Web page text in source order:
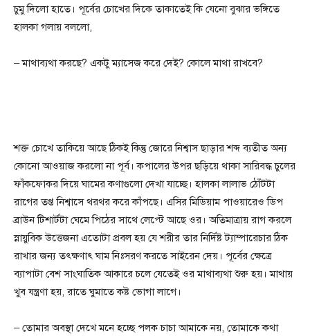
চুমু দিলো হাতে। পূর্বের চোখের দিকে তাকাতেই কি যেনো বুঝার ভঙ্গিতে
হালকা গলায় বললো,
– মাথাব্যথা করছে? একটু ম্যাসেজ করে দেই? কোলে মাথা রাখবে?
শক্ত চোখে তাকিয়ে আছে ঠিকই কিন্তু জোরে নিশ্বাস ছাড়ার শব্দ ব্যতীত অন্য
কোনো আওয়াজ করলো না পূর্ব। কপালের উপর ছড়িয়ে থাকা সারিবদ্ধ চুলের
ফাঁকফোকর দিয়ে ঘামের কণাগুলো দেখা যাচ্ছে। হালকা লালাভ ঠোঁটটা
রাগের তপ্ত নিশ্বাসে থরথর করে কাঁপছে। এসির মিডিয়াম পাওয়ারেও ডিপ
ব্রাউন টিশার্টটা ঘেমে পিঠের সাথে লেপ্টে আছে ওর। অতিমাত্রায় রাগ করলে
স্নায়ুবিক উত্তেজনা এতোটা প্রবল হয় যে শরীর তার নির্দিষ্ট ট্যাম্পারেচার ঠিক
রাখার জন্য তৎক্ষণাৎ ঘাম নিঃসরণ করতে সাইরেন দেয়। পূর্বের ক্ষেত্রে
ব্যাপাটা বেশ সাংঘাতিক আকারে চলে যেতেই ওর মাথাব্যথা শুরু হয়। মাথায়
খুব যন্ত্রণা হয়, রাতে ঘুমাতে কষ্ট ভোগা লাগে।
– তোমার অবস্থা দেখে মনে হচ্ছে পলক চাচা আমাকে নয়, তোমাকে কথা